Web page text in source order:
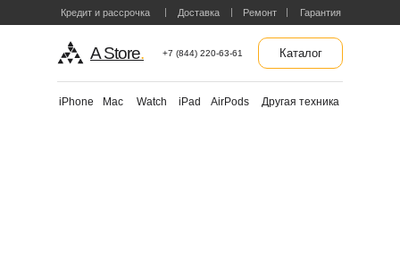
A Store. +7 (844) 220-63-61 Каталог
Гарантия
Ремонт
Доставка
Кредит и рассрочка
Другая техника
iPhone Watch iPad
Mac AirPods